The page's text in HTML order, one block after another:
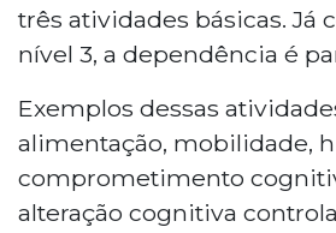
três atividades básicas. Já
nível 3, a dependência é
Exemplos dessas
alimentação, mobilidade,
comprometimento
alteração cognitiva